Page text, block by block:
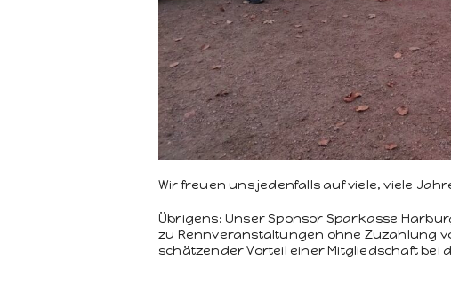
Wir freuen uns jeden­falls auf viele, viele
Übri­gens: Unser Spon­sor Sparkasse
zu Ren­nver­anstal­tun­gen ohne Zuzahlung
schätzen­der Vorteil ein­er Mit­glied­schaft bei